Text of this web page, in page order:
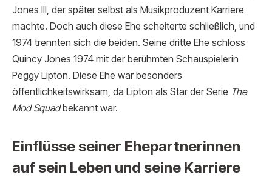
Jones III, der später selbst als Musikproduzent Karriere
machte. Doch auch diese Ehe scheiterte schließlich, und
1974 trennten sich die beiden. Seine dritte Ehe schloss
Quincy Jones 1974 mit der berühmten Schauspielerin
Peggy Lipton. Diese Ehe war besonders
öffentlichkeitswirksam, da Lipton als Star der Serie The
Mod Squadbekannt war.
Einflüsse seiner Ehepartnerinnen
auf sein Leben und seine Karriere